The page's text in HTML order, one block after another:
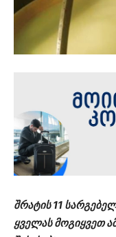
შრატის 11
ყველას მოგიყვეთ